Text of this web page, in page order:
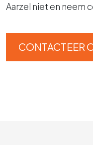
Aarzel niet en neem
CONTACTEER